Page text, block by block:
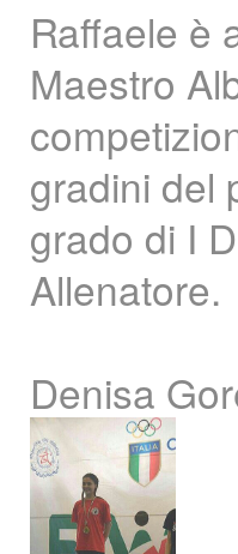
Raffaele è
Maestro
gradini del
grado di I
Allenatore.
Denisa